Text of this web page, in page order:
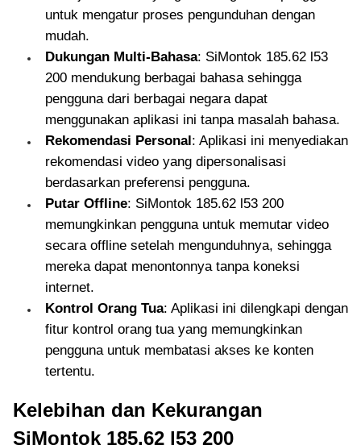
untuk mengatur proses pengunduhan dengan
mudah.
Dukungan Multi-Bahasa: SiMontok 185.62 l53
200 mendukung berbagai bahasa sehingga
pengguna dari berbagai negara dapat
menggunakan aplikasi ini tanpa masalah bahasa.
Rekomendasi Personal: Aplikasi ini menyediakan
rekomendasi video yang dipersonalisasi
berdasarkan preferensi pengguna.
Putar Offline: SiMontok 185.62 l53 200
memungkinkan pengguna untuk memutar video
secara offline setelah mengunduhnya, sehingga
mereka dapat menontonnya tanpa koneksi
internet.
Kontrol Orang Tua: Aplikasi ini dilengkapi dengan
fitur kontrol orang tua yang memungkinkan
pengguna untuk membatasi akses ke konten
tertentu.
Kelebihan dan Kekurangan
SiMontok 185.62 l53 200